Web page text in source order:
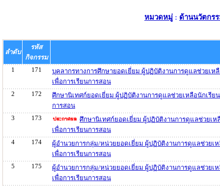
หมวดหมู่ : ด้านนวัตกรร
ลำดับ
รหัส
กิจกรรม
1
171
บุคลากรทางการศึกษายอดเยี่ยม ผู้ปฏิบัติงานการดูแลช่วยเ
เพื่อการเรียนการสอน
2
172
ศึกษานิเทศก์ยอดเยี่ยม ผู้ปฏิบัติงานการดูแลช่วยเหลือนักเรี
การสอน
3
173
ศึกษานิเทศก์ยอดเยี่ยม ผู้ปฏิบัติงานการดูแลช่วยเ
เพื่อการเรียนการสอน
4
174
ผู้อำนวยการกลุ่ม/หน่วยยอดเยี่ยม ผู้ปฏิบัติงานการดูแลช่วย
เพื่อการเรียนการสอน
5
175
ผู้อำนวยการกลุ่ม/หน่วยยอดเยี่ยม ผู้ปฏิบัติงานการดูแลช่วย
เพื่อการเรียนการสอน